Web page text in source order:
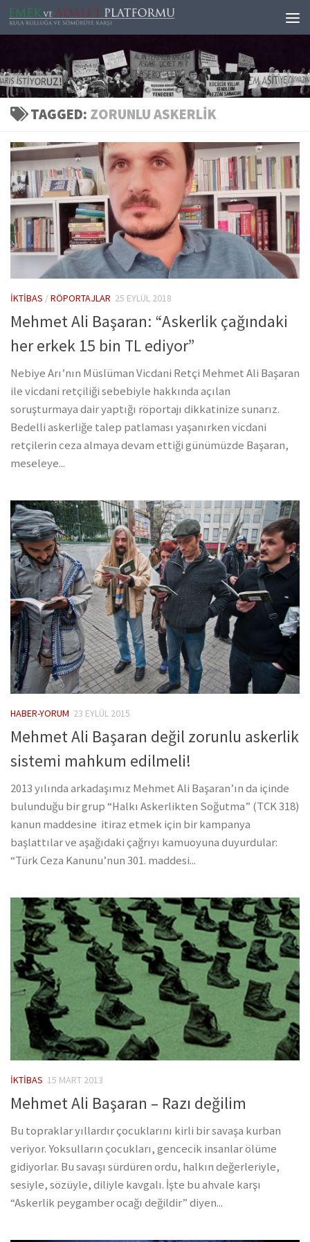
Skip to content
TAGGED: ZORUNLU ASKERLIK
İKTIBAS /RÖPORTAJLAR 25 EYLÜL 2018
Mehmet Ali Başaran: “Askerlik çağındaki
her erkek 15 bin TL ediyor”
Nebiye Arı’nın Müslüman Vicdani Retçi Mehmet Ali Başaran
ile vicdani retçiliği sebebiyle hakkında açılan
soruşturmaya dair yaptığı röportajı dikkatinize sunarız.
Bedelli askerliğe talep patlaması yaşanırken vicdani
retçilerin ceza almaya devam ettiği günümüzde Başaran,
meseleye...
HABER-YORUM 23 EYLÜL 2015
Mehmet Ali Başaran değil zorunlu askerlik
sistemi mahkum edilmeli!
2013 yılında arkadaşımız Mehmet Ali Başaran’ın da içinde
bulunduğu bir grup “Halkı Askerlikten Soğutma” (TCK 318)
kanun maddesine itiraz etmek için bir kampanya
başlattılar ve aşağıdaki çağrıyı kamuoyuna duyurdular:
“Türk Ceza Kanunu’nun 301. maddesi...
İKTIBAS 15 MART 2013
Mehmet Ali Başaran – Razı değilim
Bu topraklar yıllardır çocuklarını kirli bir savaşa kurban
veriyor. Yoksulların çocukları, gencecik insanlar ölüme
gidiyorlar. Bu savaşı sürdüren ordu, halkın değerleriyle,
sesiyle, sözüyle, diliyle kavgalı. İşte bu ahvale karşı
“Askerlik peygamber ocağı değildir” diyen...